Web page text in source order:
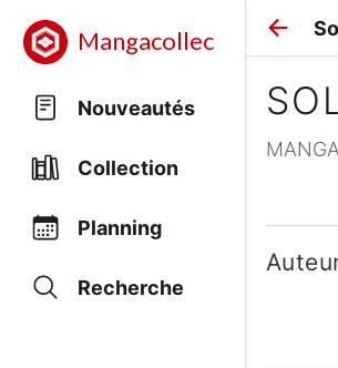
Mangacollec
Nouveautés
Collection
Planning
Recherche
MANGA